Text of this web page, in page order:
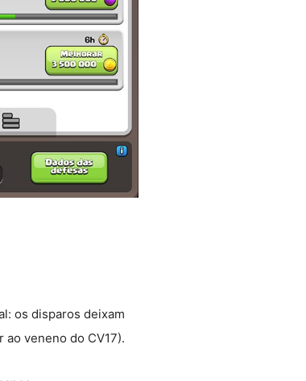
os disparos deixam
veneno do CV17).